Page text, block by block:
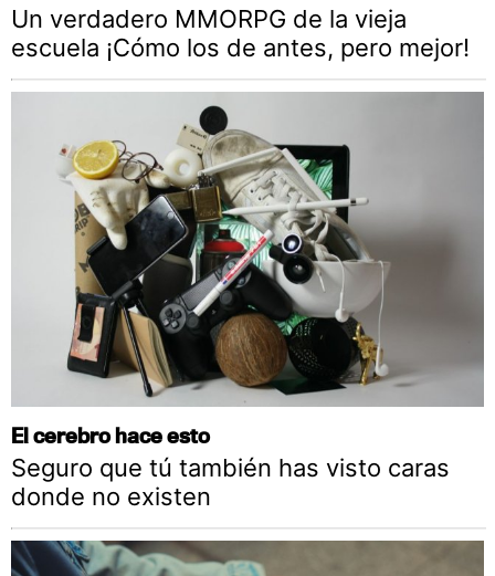
Un verdadero MMORPG de la vieja
escuela ¡Cómo los de antes, pero mejor!
El cerebro hace esto
Seguro que tú también has visto caras
donde no existen